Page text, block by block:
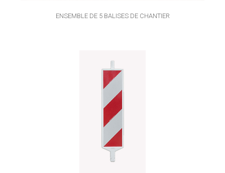
ENSEMBLE DE 5 BALISES DE CHANTIER